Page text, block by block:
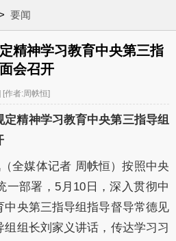
要闻
精神学习教育中央第三指
会召开
[作者:周帙恒]
定精神学习教育中央第三指导组
（全媒体记者 周帙恒）按照中央
一部署 ， 5 月 10 日，深入贯彻中
央第三指导组指导督导常德见
组长刘家义讲话，传达学习习